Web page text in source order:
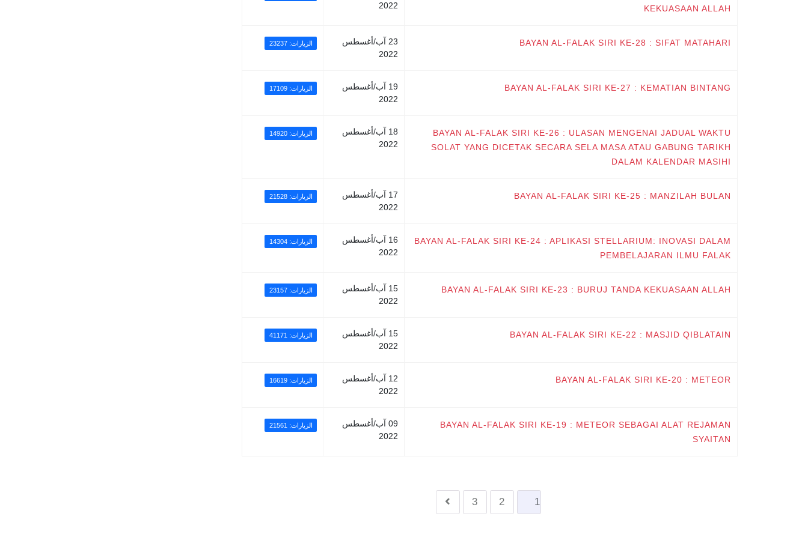
KEKUASAAN ALLAH
2022
BAYAN AL-FALAK SIRI KE-28 : SIFAT MATAHARI
23 آب/أغسطس
2022
الزيارات: 23237
BAYAN AL-FALAK SIRI KE-27 : KEMATIAN BINTANG
19 آب/أغسطس
2022
الزيارات: 17109
BAYAN AL-FALAK SIRI KE-26 : ULASAN MENGENAI JADUAL WAKTU
SOLAT YANG DICETAK SECARA SELA MASA ATAU GABUNG TARIKH
DALAM KALENDAR MASIHI
18 آب/أغسطس
2022
الزيارات: 14920
BAYAN AL-FALAK SIRI KE-25 : MANZILAH BULAN
17 آب/أغسطس
2022
الزيارات: 21528
BAYAN AL-FALAK SIRI KE-24 : APLIKASI STELLARIUM: INOVASI DALAM
PEMBELAJARAN ILMU FALAK
16 آب/أغسطس
2022
الزيارات: 14304
BAYAN AL-FALAK SIRI KE-23 : BURUJ TANDA KEKUASAAN ALLAH
15 آب/أغسطس
2022
الزيارات: 23157
BAYAN AL-FALAK SIRI KE-22 : MASJID QIBLATAIN
15 آب/أغسطس
2022
الزيارات: 41171
BAYAN AL-FALAK SIRI KE-20 : METEOR
12 آب/أغسطس
2022
الزيارات: 16619
BAYAN AL-FALAK SIRI KE-19 : METEOR SEBAGAI ALAT REJAMAN
SYAITAN
09 آب/أغسطس
2022
الزيارات: 21561
1
2
3